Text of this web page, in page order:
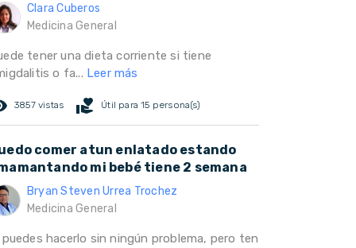
Clara Cuberos
Medicina General
tener una dieta corriente si tiene
o fa... Leer más
3857 vistas volunteer_activism Útil para 15 persona(s)
comer atun enlatado estando
mi bebé tiene 2 semana
Bryan Steven Urrea Trochez
Medicina General
puedes hacerlo sin ningún problema, pero ten